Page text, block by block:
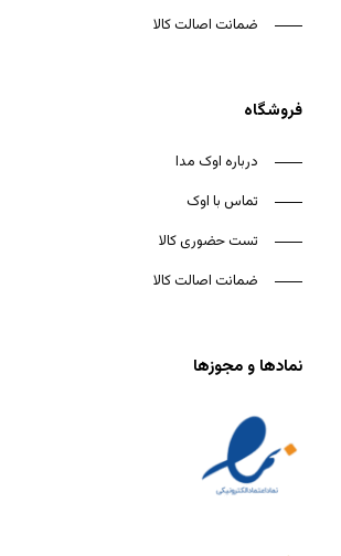
ضمانت اصالت کالا
فروشگاه
درباره اوک مدا
تماس با اوک
تست حضوری کالا
ضمانت اصالت کالا
نمادها و مجوزها